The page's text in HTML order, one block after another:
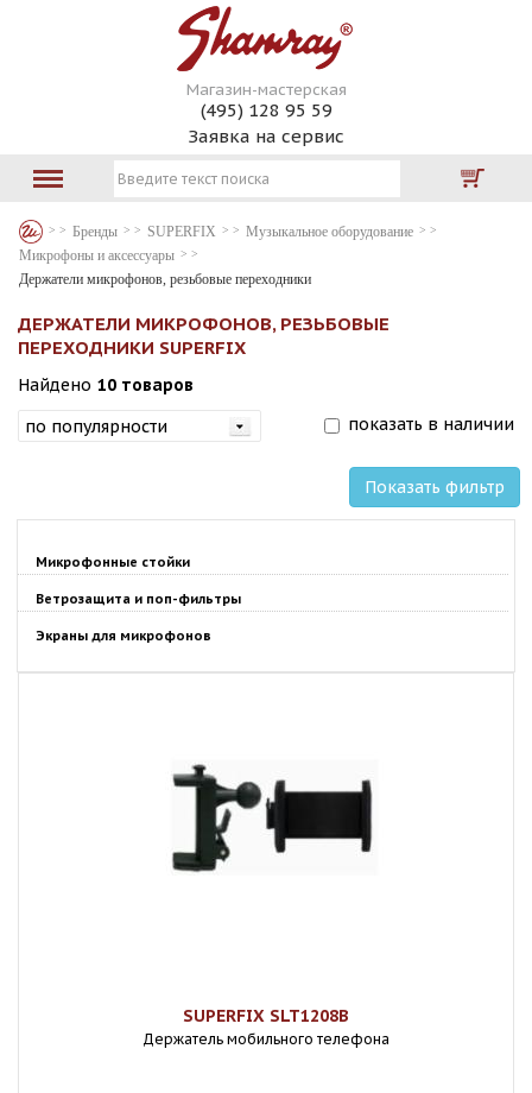
Магазин-мастерская
(495) 128 95 59
Заявка на сервис
Бренды SUPERFIX
Музыкальное оборудование
Микрофоны и аксессуары
Держатели микрофонов, резьбовые переходники
ДЕРЖАТЕЛИ МИКРОФОНОВ, РЕЗЬБОВЫЕ
ПЕРЕХОДНИКИ SUPERFIX
Найдено 10 товаров
показать в наличии
Показать фильтр
Микрофонные стойки
Ветрозащита и поп-фильтры
Экраны для микрофонов
SUPERFIX SLT1208B
Держатель мобильного телефона